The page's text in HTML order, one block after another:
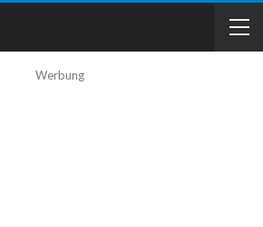
Werbung